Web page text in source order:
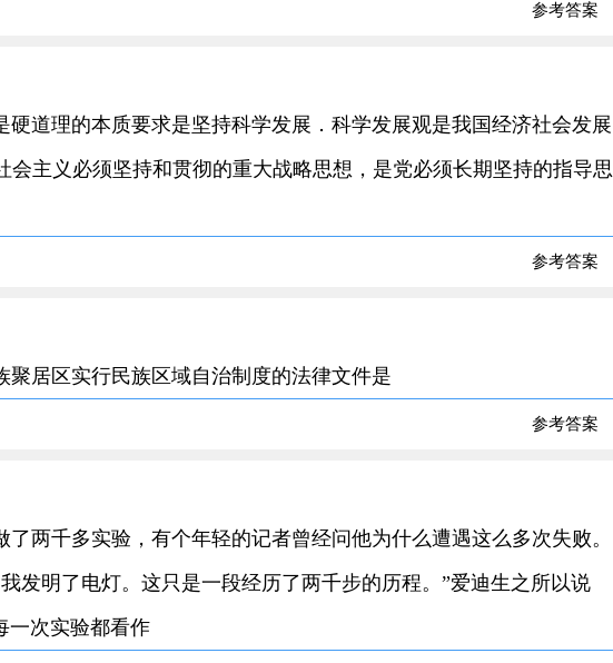
参考答案
道理的本质要求是坚持科学发展．科学发展观是我国经济社会发展
会主义必须坚持和贯彻的重大战略思想，是党必须长期坚持的指导思
参考答案
居区实行民族区域自治制度的法律文件是
参考答案
两千多实验，有个年轻的记者曾经问他为什么遭遇这么多次失败。
发明了电灯。这只是一段经历了两千步的历程。”爱迪生之所以说
一次实验都看作